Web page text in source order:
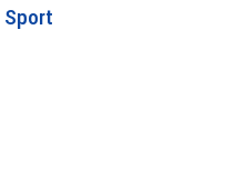
Sport